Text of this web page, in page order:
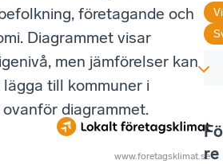
företagande och
Diagrammet visar
men jämförelser kan
till kommuner i
diagrammet.
www.foretagsklimat.se
Fö
re